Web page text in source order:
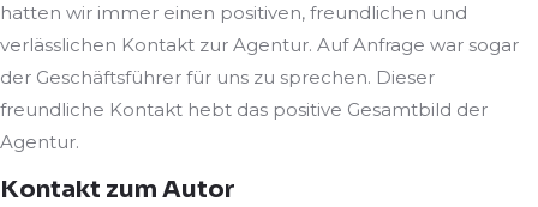
hatten wir immer einen positiven, freundlichen und
verlässlichen Kontakt zur Agentur. Auf Anfrage war sogar
der Geschäftsführer für uns zu sprechen. Dieser
freundliche Kontakt hebt das positive Gesamtbild der
Agentur.
Kontakt zum Autor